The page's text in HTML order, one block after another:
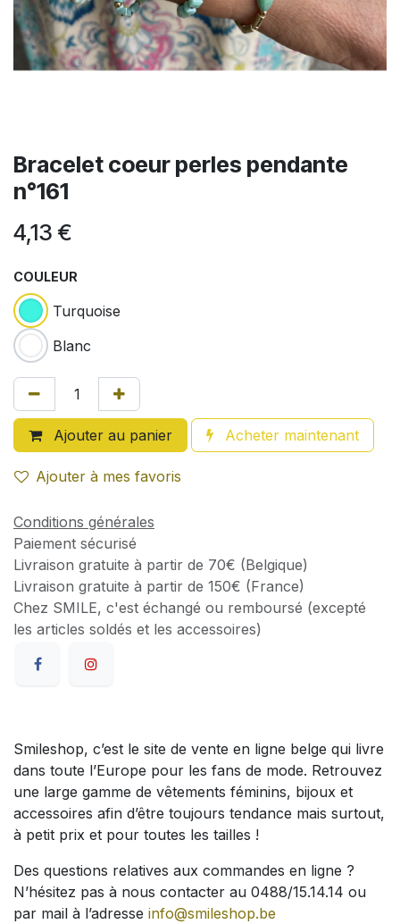
Bracelet coeur perles pendante
n°161
4,13 €
COULEUR
Turquoise
Blanc
Ajouter au panier Acheter maintenant
Ajouter à mes favoris
Conditions générales
Paiement sécurisé
Livraison gratuite à partir de 70€ (Belgique)
Livraison gratuite à partir de 150€ (France)
Chez SMILE, c'est échangé ou remboursé (excepté
les articles soldés et les accessoires)
Smileshop, c’est le site de vente en ligne belge qui livre
dans toute l’Europe pour les fans de mode. Retrouvez
une large gamme de vêtements féminins, bijoux et
accessoires afin d’être toujours tendance mais surtout,
à petit prix et pour toutes les tailles !
Des questions relatives aux commandes en ligne ?
N’hésitez pas à nous contacter au 0488/15.14.14 ou
par mail à l’adresse info@smileshop.be